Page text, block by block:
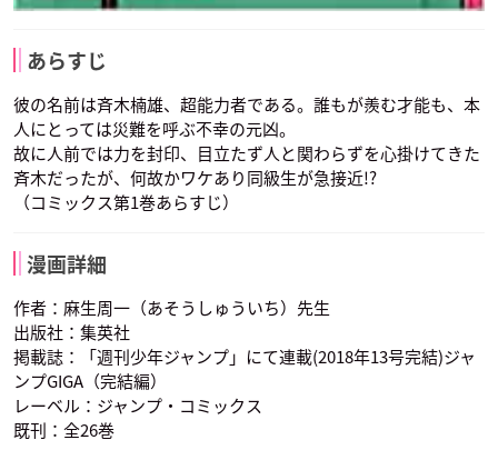
あらすじ
彼の名前は斉木楠雄、超能力者である。誰もが羨む才能も、本
人にとっては災難を呼ぶ不幸の元凶。
故に人前では力を封印、目立たず人と関わらずを心掛けてきた
斉木だったが、何故かワケあり同級生が急接近!?
（コミックス第1巻あらすじ）
漫画詳細
作者：麻生周一（あそうしゅういち）先生
出版社：集英社
掲載誌：「週刊少年ジャンプ」にて連載(2018年13号完結)ジャ
ンプGIGA（完結編）
レーベル：ジャンプ・コミックス
既刊：全26巻